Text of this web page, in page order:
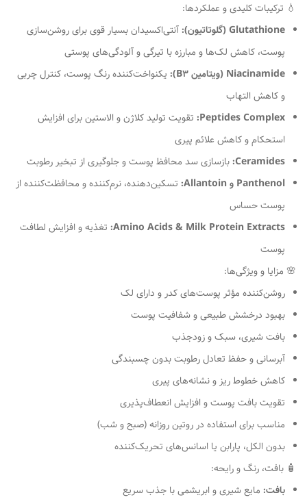
💧 ترکیبات کلیدی و عملکردها:
Glutathione (گلوتاتیون):
آنتی‌اکسیدان بسیار قوی برای روشن‌سازی
پوست، کاهش لک‌ها و مبارزه با تیرگی و آلودگی‌های پوستی
Niacinamide (ویتامین B3):
یکنواخت‌کننده رنگ پوست، کنترل چربی
و کاهش التهاب
Peptides Complex: تقویت تولید کلاژن و الاستین برای افزایش
استحکام و کاهش علائم پیری
Ceramides: بازسازی سد محافظ پوست و جلوگیری از تبخیر رطوبت
Panthenol و Allantoin:
تسکین‌دهنده، نرم‌کننده و محافظت‌کننده از
پوست حساس
Amino Acids & Milk Protein Extracts: تغذیه و افزایش لطافت
پوست
🌸 مزایا و ویژگی‌ها:
روشن‌کننده مؤثر پوست‌های کدر و دارای لک
بهبود درخشش طبیعی و شفافیت پوست
بافت شیری، سبک و زودجذب
آبرسانی و حفظ تعادل رطوبت بدون چسبندگی
کاهش خطوط ریز و نشانه‌های پیری
تقویت بافت پوست و افزایش انعطاف‌پذیری
مناسب برای استفاده در روتین روزانه (صبح و شب)
بدون الکل، پارابن یا اسانس‌های تحریک‌کننده
🧴 بافت، رنگ و رایحه:
بافت: مایع شیری و ابریشمی با جذب سریع